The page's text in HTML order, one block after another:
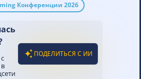
Конференции 2026
ПОДЕЛИТЬСЯ С ИИ